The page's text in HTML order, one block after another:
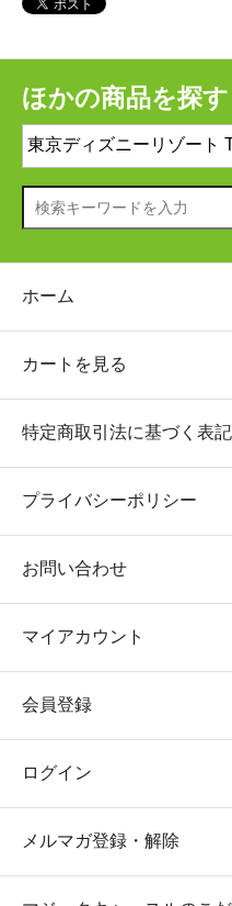
ほかの商品を探す
ホーム
カートを見る
特定商取引法に基づく表記
プライバシーポリシー
お問い合わせ
マイアカウント
会員登録
ログイン
メルマガ登録・解除